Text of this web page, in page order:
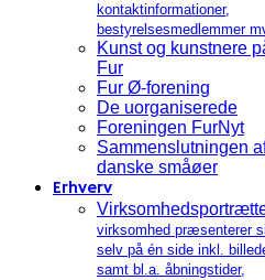
kontaktinformationer,
bestyrelsesmedlemmer
Kunst og kunstnere
Fur
Fur Ø-forening
De uorganiserede
Foreningen FurNyt
Sammenslutningen
danske småøer
Erhverv
virksomhed præsenterer
selv på én side inkl.
samt bl.a. åbningstider,